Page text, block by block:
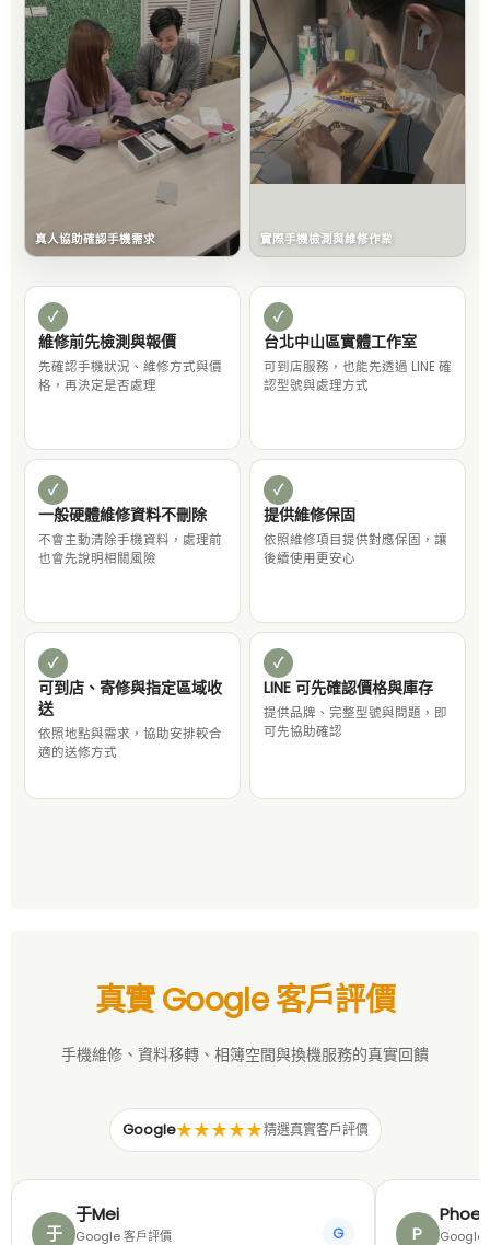
真人協助確認手機需求 實際手機檢測與維修作業
✓
維修前先檢測與報價
先確認手機狀況、維修方式與價
格，再決定是否處理
✓
台北中山區實體工作室
可到店服務，也能先透過 LINE 確
認型號與處理方式
✓
一般硬體維修資料不刪除
不會主動清除手機資料，處理前
也會先說明相關風險
✓
提供維修保固
依照維修項目提供對應保固，讓
後續使用更安心
✓
可到店、寄修與指定區域收
送
依照地點與需求，協助安排較合
適的送修方式
✓
LINE 可先確認價格與庫存
提供品牌、完整型號與問題，即
可先協助確認
真實 Google 客戶評價
手機維修、資料移轉、相簿空間與換機服務的真實回饋
Google★★★★★精選真實客戶評價
于
于Mei
Google 客戶評價 G P Google